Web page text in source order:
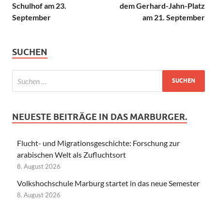
Schulhof am 23.
September
dem Gerhard-Jahn-Platz
am 21. September
SUCHEN
NEUESTE BEITRÄGE IN DAS MARBURGER.
Flucht- und Migrationsgeschichte: Forschung zur
arabischen Welt als Zufluchtsort
8. August 2026
Volkshochschule Marburg startet in das neue Semester
8. August 2026